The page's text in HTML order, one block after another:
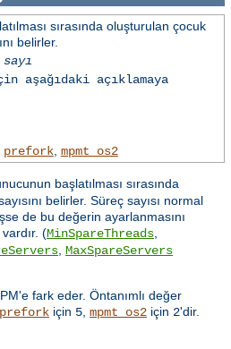
sırasında oluşturulan çocuk
belirler.
sayı
aşağıdaki açıklamaya
prefork, mpmt_os2
başlatılması sırasında
belirler. Süreç sayısı normal
de bu değerin ayarlanmasını
(MinSpareThreads,
, MaxSpareServers
fark eder. Öntanımlı değer
prefork için 5, mpmt_os2 için 2'dir.